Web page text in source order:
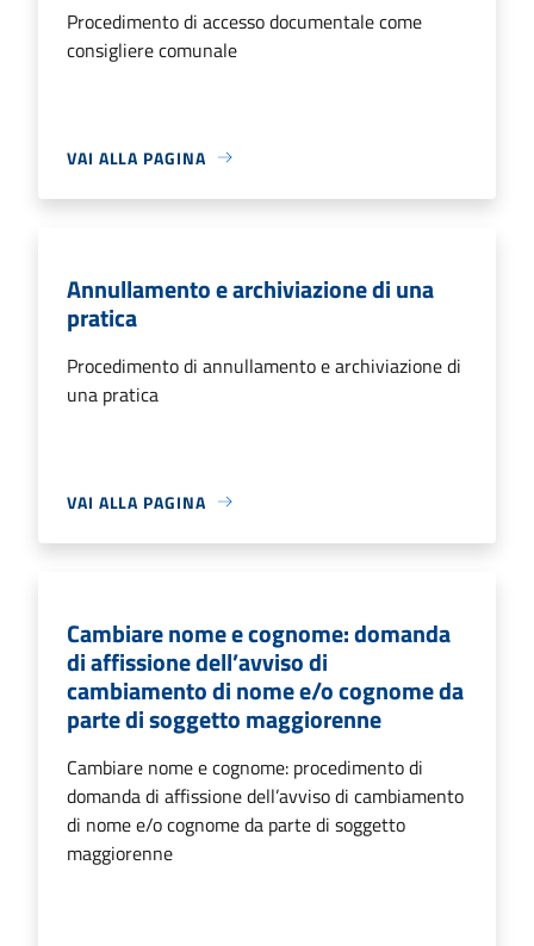
Procedimento di accesso documentale come
consigliere comunale
VAI ALLA PAGINA
Annullamento e archiviazione di una
pratica
Procedimento di annullamento e archiviazione di
una pratica
VAI ALLA PAGINA
Cambiare nome e cognome: domanda
di affissione dell’avviso di
cambiamento di nome e/o cognome da
parte di soggetto maggiorenne
Cambiare nome e cognome: procedimento di
domanda di affissione dell’avviso di cambiamento
di nome e/o cognome da parte di soggetto
maggiorenne